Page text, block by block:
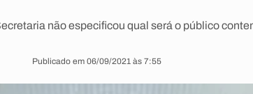
não especificou qual será o público
Publicado em 06/09/2021 às 7:55